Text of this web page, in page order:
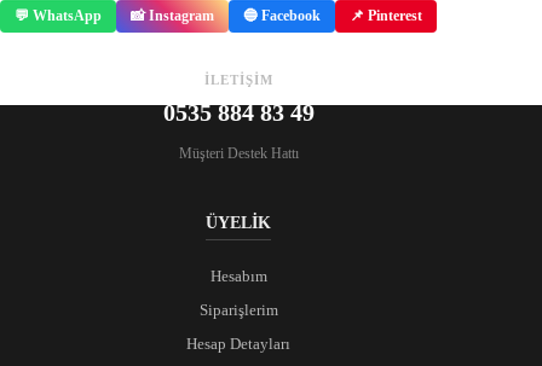
💬 WhatsApp 📸 Instagram 🔵 Facebook 📌 Pinterest
İLETİŞİM
0535 884 83 49
Müşteri Destek Hattı
ÜYELİK
Hesabım
Siparişlerim
Hesap Detayları